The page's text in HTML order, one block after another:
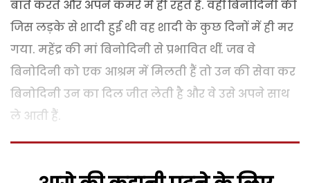
बातें करते और अपने कमरे में ही रहते हैं. वहीं बिनोदिनी की
जिस लड़के से शादी हुई थी वह शादी के कुछ दिनों में ही मर
गया. महेंद्र की मां बिनोदिनी से प्रभावित थीं. जब वे
बिनोदिनी को एक आश्रम में मिलती हैं तो उन की सेवा कर
बिनोदिनी उन का दिल जीत लेती है और वे उसे अपने साथ
ले आती हैं.